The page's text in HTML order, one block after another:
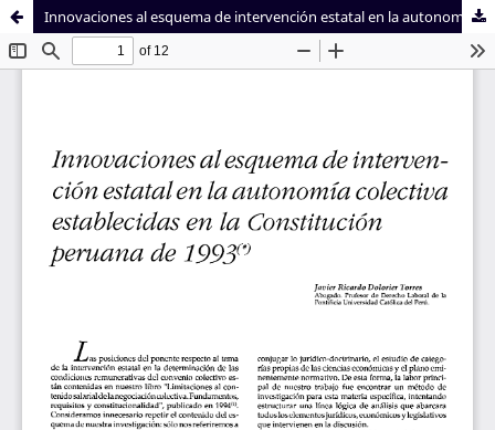
Sistema de
Bibliotecas
Facultad de
Derecho
Innovaciones al esquema de intervención estatal en la autonomía colectiva establecidas en la Constitución peruana de 1993c